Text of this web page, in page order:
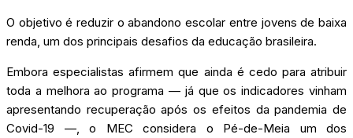
O objetivo é reduzir o abandono escolar entre jovens de baixa
renda, um dos principais desafios da educação brasileira.
Embora especialistas afirmem que ainda é cedo para atribuir
toda a melhora ao programa — já que os indicadores vinham
apresentando recuperação após os efeitos da pandemia de
Covid-19 —, o MEC considera o Pé-de-Meia um dos